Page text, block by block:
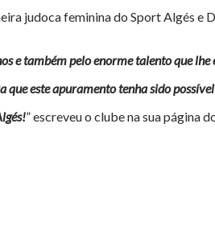
judoca feminina do Sport Algés
e também pelo enorme talento que lhe
que este apuramento tenha sido
” escreveu o clube na sua página